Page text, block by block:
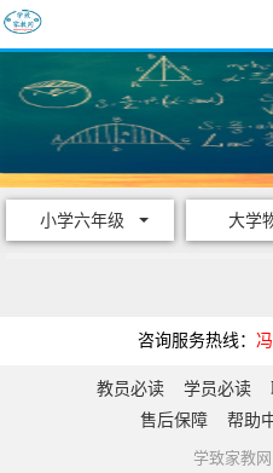
小学六年级 大学
咨询服务热线：
教员必读 学员必读
售后保障
帮助
学致家教